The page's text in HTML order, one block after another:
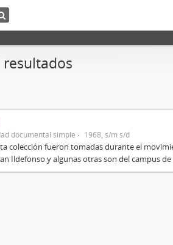
documental simple 1968, s/m s/d
colección fueron tomadas durante el
Ildefonso y algunas otras son del campus